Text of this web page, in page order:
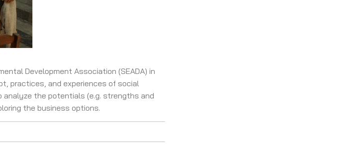
Development Association (SEADA) in
practices, and experiences of social
analyze the potentials (e.g. strengths and
the business options.